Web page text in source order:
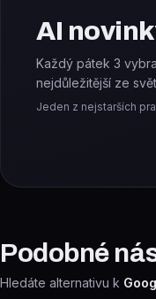
AI
Každý pátek 3
nejdůležitější ze
Jeden z nejstarších
Podobné
Hledáte alternativu k